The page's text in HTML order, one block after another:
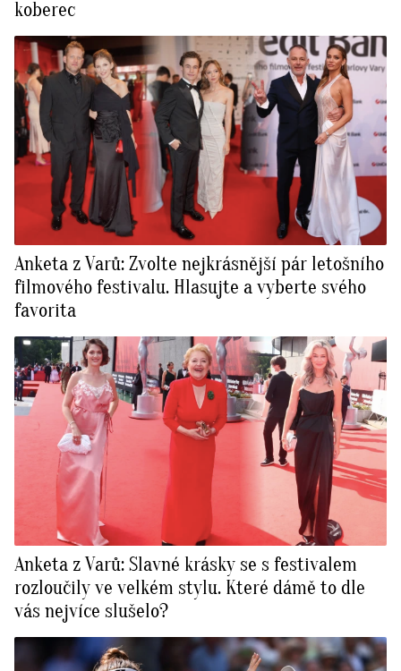
koberec
Anketa z Varů: Zvolte nejkrásnější pár letošního
filmového festivalu. Hlasujte a vyberte svého
favorita
Anketa z Varů: Slavné krásky se s festivalem
rozloučily ve velkém stylu. Které dámě to dle
vás nejvíce slušelo?